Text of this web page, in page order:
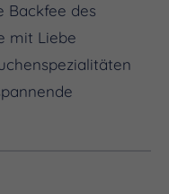
Backfee des
mit Liebe